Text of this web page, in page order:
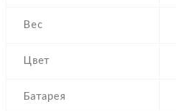
Вес
Цвет
Батарея